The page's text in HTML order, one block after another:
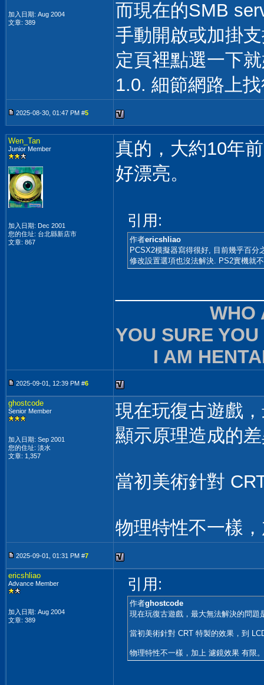
加入日期: Aug 2004
文章: 389
而現在的SMB
手動開啟或加掛
定頁裡點選一下
1.0. 細節網路上
2025-08-30, 01:47 PM #5
Wen_Tan
Junior Member
加入日期: Dec 2001
您的住址: 台北縣新店市
文章: 867
真的，大約10年
好漂亮。
引用:
作者ericshliao
PCSX2模擬器寫得很好, 目前幾乎百
修改設置選項也沒法解決. PS2實機就
WHO
YOU SURE
I AM
2025-09-01, 12:39 PM #6
ghostcode
Senior Member
加入日期: Sep 2001
您的住址: 淡水
文章: 1,357
現在玩復古遊戲
顯示原理造成的
當初美術針對
物理特性不一樣
2025-09-01, 01:31 PM #7
ericshliao
Advance Member
加入日期: Aug 2004
文章: 389
引用:
作者ghostcode
現在玩復古遊戲，最大無法解決的問
當初美術針對 CRT 特製的效果，到
物理特性不一樣，加上 濾鏡效果 有限。